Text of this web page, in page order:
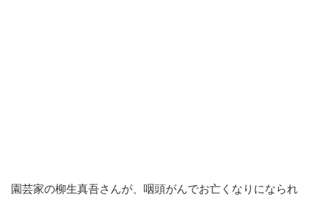
園芸家の柳生真吾さんが、咽頭がんでお亡くなりになられ